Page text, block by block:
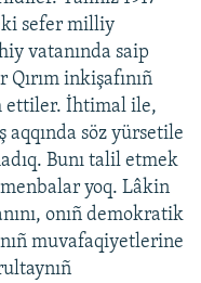
sefer milliy
vatanında saip
inkişafınıñ
ettiler. İhtimal ile,
söz yürsetile
Bunı talil etmek
yoq. Lâkin
onıñ demokratik
muvafaqiyetlerine